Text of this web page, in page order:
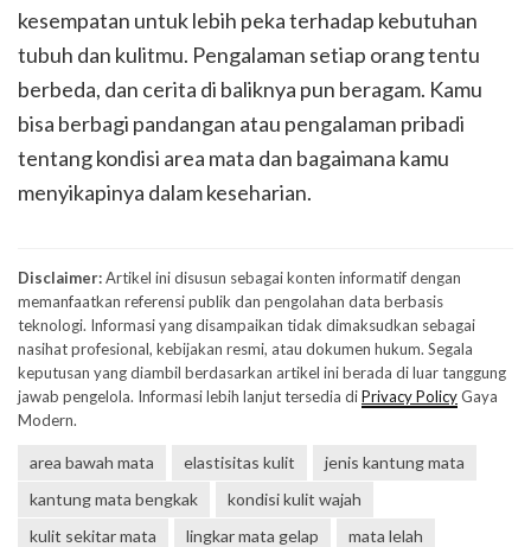
kesempatan untuk lebih peka terhadap kebutuhan
tubuh dan kulitmu. Pengalaman setiap orang tentu
berbeda, dan cerita di baliknya pun beragam. Kamu
bisa berbagi pandangan atau pengalaman pribadi
tentang kondisi area mata dan bagaimana kamu
menyikapinya dalam keseharian.
Disclaimer:Artikel ini disusun sebagai konten informatif dengan
memanfaatkan referensi publik dan pengolahan data berbasis
teknologi. Informasi yang disampaikan tidak dimaksudkan sebagai
nasihat profesional, kebijakan resmi, atau dokumen hukum. Segala
keputusan yang diambil berdasarkan artikel ini berada di luar tanggung
jawab pengelola. Informasi lebih lanjut tersedia diPrivacy PolicyGaya
Modern.
area bawah mata elastisitas kulit
jenis kantung mata
kantung mata bengkak
kondisi kulit wajah
kulit sekitar mata
lingkar mata gelap
mata lelah